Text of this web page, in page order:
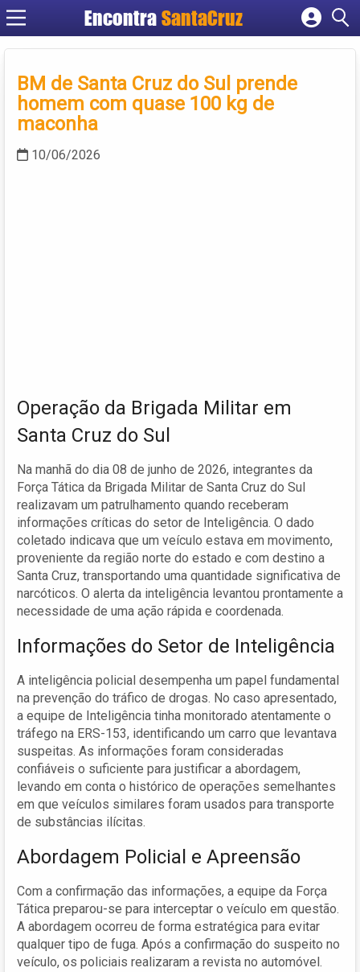
Encontra
Cadastrar empresa
Criar conta
BM de Santa Cruz do Sul prende
homem com quase 100 kg de
maconha
10/06/2026
Operação da Brigada Militar em
Santa Cruz do Sul
Na manhã do dia 08 de junho de 2026, integrantes da
Força Tática da Brigada Militar de Santa Cruz do Sul
realizavam um patrulhamento quando receberam
informações críticas do setor de Inteligência. O dado
coletado indicava que um veículo estava em movimento,
proveniente da região norte do estado e com destino a
Santa Cruz, transportando uma quantidade significativa de
narcóticos. O alerta da inteligência levantou prontamente a
necessidade de uma ação rápida e coordenada.
Informações do Setor de Inteligência
A inteligência policial desempenha um papel fundamental
na prevenção do tráfico de drogas. No caso apresentado,
a equipe de Inteligência tinha monitorado atentamente o
tráfego na ERS-153, identificando um carro que levantava
suspeitas. As informações foram consideradas
confiáveis o suficiente para justificar a abordagem,
levando em conta o histórico de operações semelhantes
em que veículos similares foram usados para transporte
de substâncias ilícitas.
Abordagem Policial e Apreensão
Com a confirmação das informações, a equipe da Força
Tática preparou-se para interceptar o veículo em questão.
A abordagem ocorreu de forma estratégica para evitar
qualquer tipo de fuga. Após a confirmação do suspeito no
veículo, os policiais realizaram a revista no automóvel.